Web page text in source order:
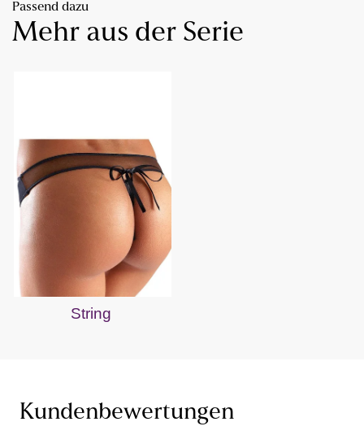
Passend dazu
Mehr aus der Serie
String
Kundenbewertungen